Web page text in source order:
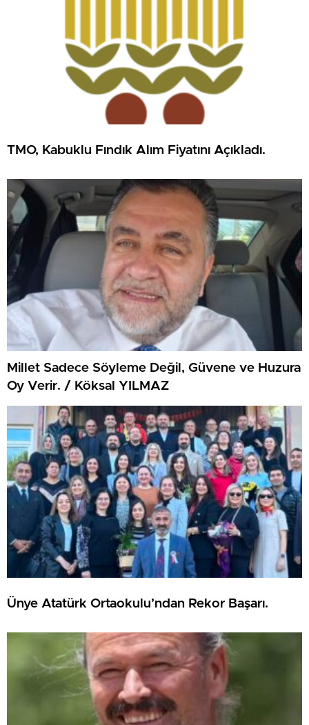
TMO, Kabuklu Fındık Alım Fiyatını Açıkladı.
Millet Sadece Söyleme Değil, Güvene ve Huzura
Oy Verir. / Köksal YILMAZ
Ünye Atatürk Ortaokulu’ndan Rekor Başarı.